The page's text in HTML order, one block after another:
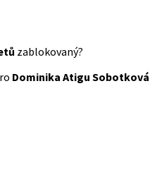
zablokovaný?
Dominika Atigu Sobotková